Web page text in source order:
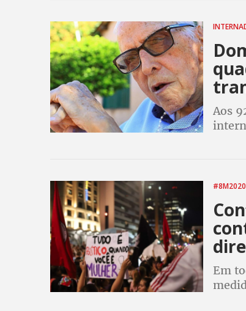
Aos
#8M2020
Em